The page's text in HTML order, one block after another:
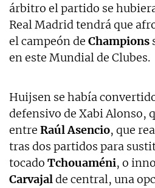
árbitro el partido se
Real Madrid tendrá que
el campeón de Champions
en este Mundial de Clubes.
Huijsen se había
defensivo de Xabi Alonso,
entre Raúl Asencio, que
tras dos partidos para
tocado Tchouaméni, o
Carvajalde central, una